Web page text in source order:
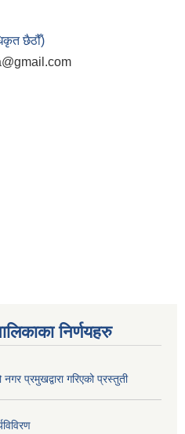
छैठौँ)
निर्णयहरु
प्रमुखद्वारा गरिएको प्रस्तुती